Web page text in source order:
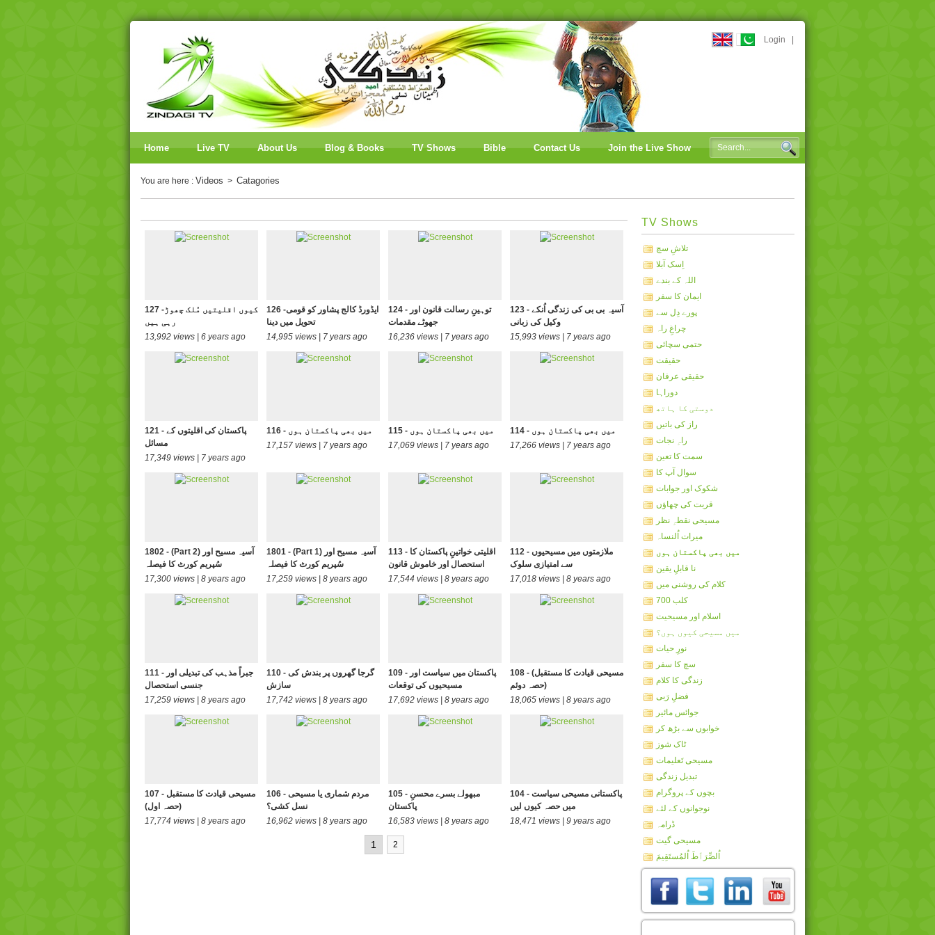
Login
Home Live TV About Us Blog & Books TV Shows Bible Contact Us Join the Live Show
You are here : Videos > Catagories
127 -کیوں اقلیتیں مُلک چھوڑ
رہی ہیں
13,992 views | 6 years ago
126 -ایڈورڈ کالج پشاور کو قومی
تحویل میں دینا
14,995 views | 7 years ago
124 - توہینِ رسالت قانون اور
جھوٹے مقدمات
16,236 views | 7 years ago
123 - آسیہ بی بی کی زندگی اُنکے
وکیل کی زبانی
15,993 views | 7 years ago
121 - پاکستان کی اقلیتوں کے
مسائل
17,349 views | 7 years ago
116 - میں بھی پاکستان ہوں
17,157 views | 7 years ago
115 - میں بھی پاکستان ہوں
17,069 views | 7 years ago
114 - میں بھی پاکستان ہوں
17,266 views | 7 years ago
1802 - (Part 2) آسیہ مسیح اور
سُپریم کورٹ کا فیصلہ
17,300 views | 8 years ago
1801 - (Part 1) آسیہ مسیح اور
سُپریم کورٹ کا فیصلہ
17,259 views | 8 years ago
113 - اقلیتی خواتینِ پاکستان کا
استحصال اور خاموش قانون
17,544 views | 8 years ago
112 - ملازمتوں میں مسیحیوں
سے امتیازی سلوک
17,018 views | 8 years ago
111 - جبراً مذہب کی تبدیلی اور
جنسی استحصال
17,259 views | 8 years ago
110 - گرجا گھروں پر بندش کی
سازش
17,742 views | 8 years ago
109 - پاکستان میں سیاست اور
مسیحیوں کی توقعات
17,692 views | 8 years ago
108 - (مسیحی قیادت کا مستقبل
(حصہ دوئم
18,065 views | 8 years ago
107 - مسیحی قیادت کا مستقبل
(حصہ اول)
17,774 views | 8 years ago
106 - مردم شماری یا مسیحی
نسل کشی؟
16,962 views | 8 years ago
105 - مبھولے بسرے محسنِ
پاکستان
16,583 views | 8 years ago
104 - پاکستانی مسیحی سیاست
میں حصہ کیوں لیں
18,471 views | 9 years ago
1 2
TV Shows
تلاشِ سچ
اِسک آبلا
اللہ کے بندے
ایمان کا سفر
پورے دِل سے
چراغِ راہ
حتمی سچائی
حقیقت
حقیقی عرفان
دوراہا
دوستی کا ہاتھ
راز کی باتیں
راہِ نجات
سمت کا تعین
سوال آپ کا
شکوک اور جوابات
قربت کی چھاؤں
مسیحی نقطہِ نظر
میرات اُلنساہ
میں بھی پاکستان ہوں
نا قابلِ یقین
کلام کی روشنی میں
کلب 700
اسلام اور مسیحیت
میں مسیحی کیوں ہوں؟
نورِ حیات
سچ کا سفر
زندگی کا کلام
فضلِ رَبی
جوائس مائیر
خوابوں سے بڑھ کر
ٹاک شوز
مسیحی تَعلیمات
تبدیل زندگی
بچوں کے پروگرام
نوجوانوں کے لئے
ڈرامہ
مسیحی گیت
اُلصِّرَٲطَ اُلمُستَقِيمَ